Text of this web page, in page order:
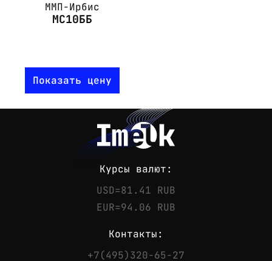
ММП-Ирбис
МС10ББ
Показать цену
Курсы валют:
USD=81.41 RUB
EUR=94.06 RUB
Контакты:
+7(495)320-65-27